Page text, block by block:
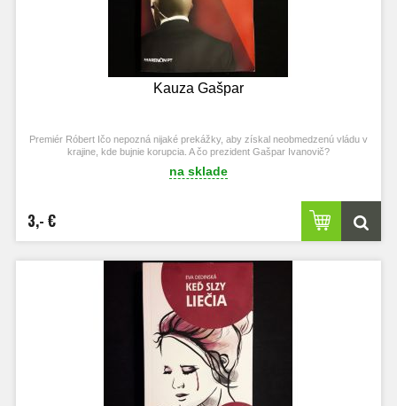
Kauza Gašpar
Premiér Róbert Ičo nepozná nijaké prekážky, aby získal neobmedzenú vládu v
krajine, kde bujnie korupcia. A čo prezident Gašpar Ivanovič?
na sklade
3,- €